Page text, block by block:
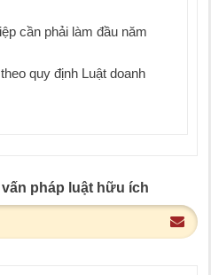
cần phải làm đầu năm
quy định Luật doanh
pháp luật hữu ích